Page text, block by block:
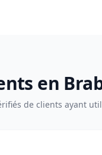
en
de clients ayant